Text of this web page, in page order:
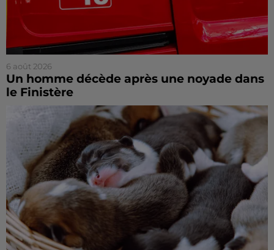
6 août 2026
Un homme décède après une noyade dans
le Finistère